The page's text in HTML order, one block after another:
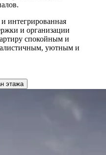
интегрированная
и организации
спокойным и
уютным и
этажа